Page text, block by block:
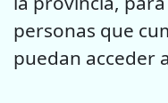
personas que
puedan acceder